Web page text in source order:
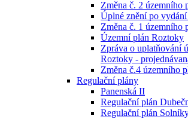
Změna č. 2 územního
Úplné znění po vydání
Změna č. 1 územního
Územní plán Roztoky
Zpráva o uplatňování
Roztoky -
Změna č.4 územního
Regulační plány
Panenská II
Regulační plán
Regulační plán